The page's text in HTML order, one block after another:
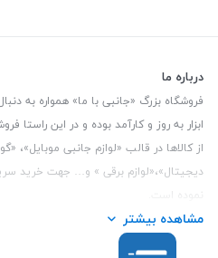
درباره ما
فروشگاه بزرگ «جانبی با ما» همواره به
ابزار به روز و کارآمد بوده و در این راستا
از کالاها در قالب «لوازم جانبی موبایل»،
دیجیتال»،«لوازم برقی » و… جهت خرید
این فروشگاه تمام تلاش خود را نموده تا
عرضه نماید.
مشاهده بیشتر